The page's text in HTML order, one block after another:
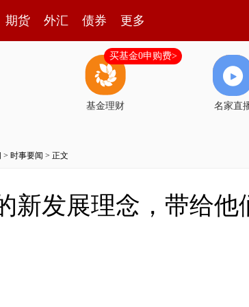
期货 外汇 债券 更多
基金理财
买基金0申购费>
名家直
> 时事要闻 > 正文
新发展理念，带给他